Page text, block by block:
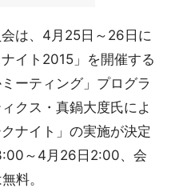
は、4月25日～26日に
イト2015」を開催する
ーティング」プログラ
クス・真鍋大度氏によ
ナイト」の実施が決定
～4月26日2:00、会
料。